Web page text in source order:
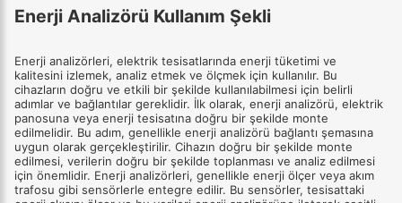
Enerji Analizörü Kullanım Şekli
Enerji analizörleri, elektrik tesisatlarında enerji tüketimi ve
kalitesini izlemek, analiz etmek ve ölçmek için kullanılır. Bu
cihazların doğru ve etkili bir şekilde kullanılabilmesi için belirli
adımlar ve bağlantılar gereklidir. İlk olarak, enerji analizörü, elektrik
panosuna veya enerji tesisatına doğru bir şekilde monte
edilmelidir. Bu adım, genellikle enerji analizörü bağlantı şemasına
uygun olarak gerçekleştirilir. Cihazın doğru bir şekilde monte
edilmesi, verilerin doğru bir şekilde toplanması ve analiz edilmesi
için önemlidir. Enerji analizörleri, genellikle enerji ölçer veya akım
trafosu gibi sensörlerle entegre edilir. Bu sensörler, tesisattaki